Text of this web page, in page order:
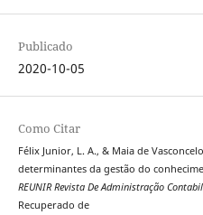
Publicado
2020-10-05
Como Citar
Félix Junior, L. A., & Maia de
determinantes da gestão do
REUNIR Revista De Administração
Recuperado de